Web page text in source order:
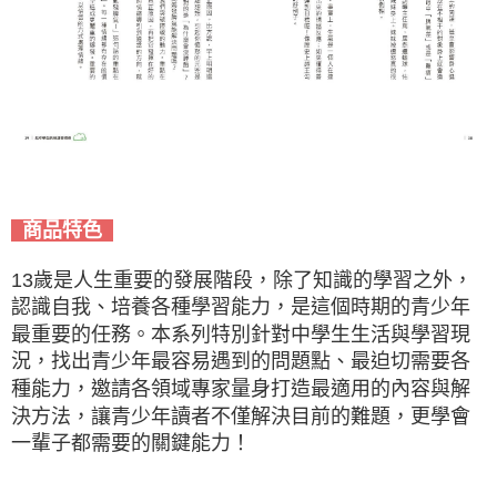
商品特色
13歲是人生重要的發展階段，除了知識的學習之外，
認識自我、培養各種學習能力，是這個時期的青少年
最重要的任務。本系列特別針對中學生生活與學習現
況，找出青少年最容易遇到的問題點、最迫切需要各
種能力，邀請各領域專家量身打造最適用的內容與解
決方法，讓青少年讀者不僅解決目前的難題，更學會
一輩子都需要的關鍵能力！